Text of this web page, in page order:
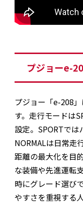
プジョーe-
プジョー「e-208
す。走行モードは
設定。SPORTでは
NORMALは日常走
距離の最大化を目
な装備や先進運転
時にグレード選び
やすさを重視する